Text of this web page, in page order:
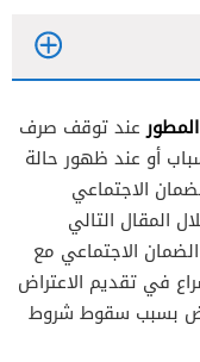
المطورعند توقف صرف
أو عند ظهور حالة
الاجتماعي
المقال التالي
الاجتماعي مع
في تقديم الاعتراض
بسبب سقوط شروط